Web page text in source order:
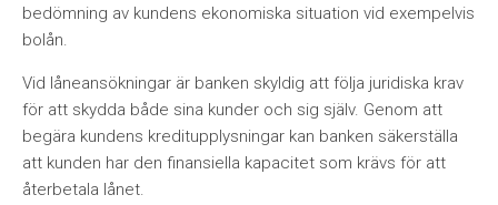
bedömning av kundens ekonomiska situation vid exempelvis
bolån.
Vid låneansökningar är banken skyldig att följa juridiska krav
för att skydda både sina kunder och sig själv. Genom att
begära kundens kreditupplysningar kan banken säkerställa
att kunden har den finansiella kapacitet som krävs för att
återbetala lånet.